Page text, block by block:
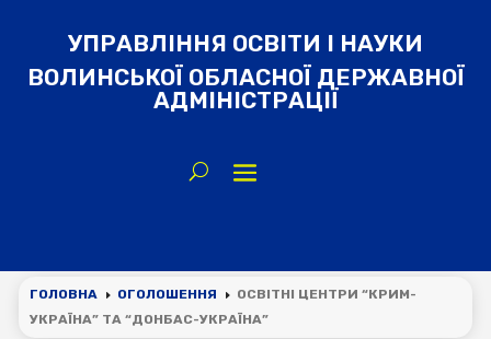
УПРАВЛІННЯ ОСВІТИ І НАУКИ
ВОЛИНСЬКОЇ ОБЛАСНОЇ ДЕРЖАВНОЇ
АДМІНІСТРАЦІЇ
ГОЛОВНА E ОГОЛОШЕННЯ E ОСВІТНІ ЦЕНТРИ “КРИМ-
УКРАЇНА” ТА “ДОНБАС-УКРАЇНА”